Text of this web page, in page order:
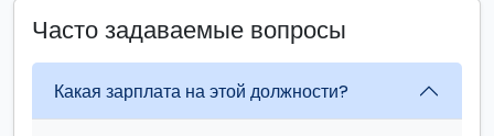
Часто задаваемые вопросы
Какая зарплата на этой должности?